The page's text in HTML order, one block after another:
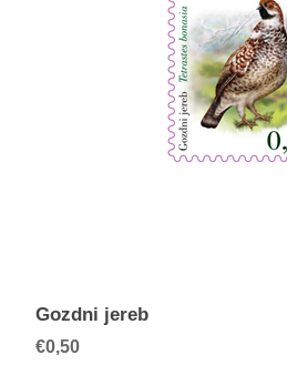
Gozdni jereb
€0,50